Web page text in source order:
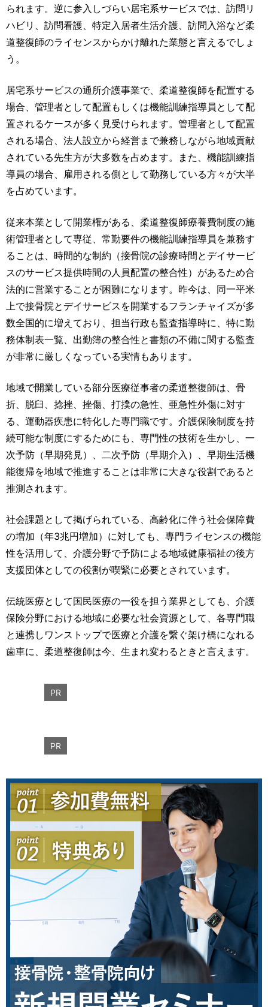
られます。逆に参入しづらい居宅系サービスでは、訪問リ
ハビリ、訪問看護、特定入居者生活介護、訪問入浴など柔
道整復師のライセンスからかけ離れた業態と言えるでしょ
う。
居宅系サービスの通所介護事業で、柔道整復師を配置する
場合、管理者として配置もしくは機能訓練指導員として配
置されるケースが多く見受けられます。管理者として配置
される場合、法人設立から経営まで兼務しながら地域貢献
されている先生方が大多数を占めます。また、機能訓練指
導員の場合、雇用される側として勤務している方々が大半
を占めています。
従来本業として開業権がある、柔道整復師療養費制度の施
術管理者として専従、常勤要件の機能訓練指導員を兼務す
ることは、時間的な制約（接骨院の診療時間とデイサービ
スのサービス提供時間の人員配置の整合性）があるため合
法的に営業することが困難になります。昨今は、同一平米
上で接骨院とデイサービスを開業するフランチャイズが多
数全国的に増えており、担当行政も監査指導時に、特に勤
務体制表一覧、出勤簿の整合性と書類の不備に関する監査
が非常に厳しくなっている実情もあります。
地域で開業している部分医療従事者の柔道整復師は、骨
折、脱臼、捻挫、挫傷、打撲の急性、亜急性外傷に対す
る、運動器疾患に特化した専門職です。介護保険制度を持
続可能な制度にするためにも、専門性の技術を生かし、一
次予防（早期発見）、二次予防（早期介入）、早期生活機
能復帰を地域で推進することは非常に大きな役割であると
推測されます。
社会課題として掲げられている、高齢化に伴う社会保障費
の増加（年3兆円増加）に対しても、専門ライセンスの機能
性を活用して、介護分野で予防による地域健康福祉の後方
支援団体としての役割が喫緊に必要とされています。
伝統医療として国民医療の一役を担う業界としても、介護
保険分野における地域に必要な社会資源として、各専門職
と連携しワンストップで医療と介護を繋ぐ架け橋になれる
歯車に、柔道整復師は今、生まれ変わるときと言えます。
PR
PR